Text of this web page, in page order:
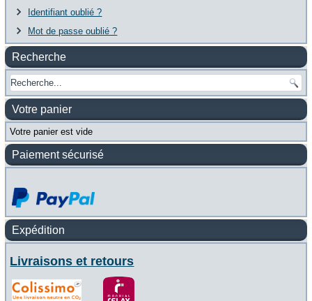
Identifiant oublié ?
Mot de passe oublié ?
Recherche
Votre panier
Votre panier est vide
Paiement sécurisé
Expédition
Livraisons et retours